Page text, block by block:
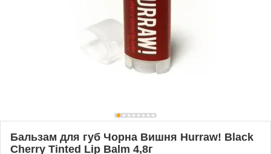
Бальзам для губ Чорна Вишня Hurraw! Black
Cherry Tinted Lip Balm 4,8г